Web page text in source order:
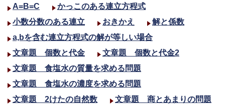
A=B=C
かっこのある連立方程式
小数分数のある連立
おきかえ
解と係数
a,bを含む連立方程式の解が等しい場合
文章題 個数と代金
文章題 個数と代金2
文章題 食塩水の質量を求める問題
文章題 食塩水の濃度を求める問題
文章題 2けたの自然数
文章題 商とあまりの問題